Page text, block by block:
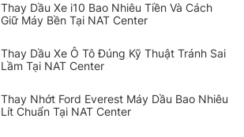
Thay Dầu Xe i10 Bao Nhiêu Tiền Và Cách
Giữ Máy Bền Tại NAT Center
Thay Dầu Xe Ô Tô Đúng Kỹ Thuật Tránh Sai
Lầm Tại NAT Center
Thay Nhớt Ford Everest Máy Dầu Bao Nhiêu
Lít Chuẩn Tại NAT Center